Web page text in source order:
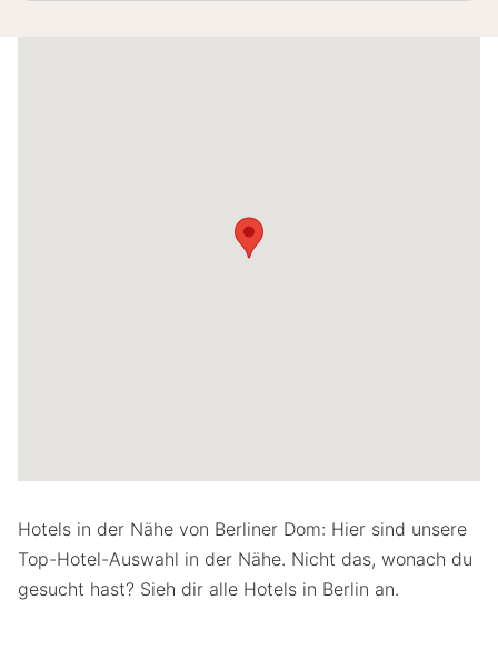
Hotels in der Nähe von Berliner Dom: Hier sind unsere
Top-Hotel-Auswahl in der Nähe. Nicht das, wonach du
gesucht hast? Sieh dir alle Hotels in Berlin an.